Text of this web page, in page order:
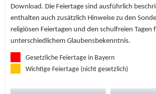
Download. Die Feiertage sind ausführlich
enthalten auch zusätzlich Hinweise zu den
religiösen Feiertagen und den schulfreien Tagen
unterschiedlichem Glaubensbekenntnis.
Gesetzliche Feiertage in Bayern
Wichtige Feiertage (nicht gesetzlich)